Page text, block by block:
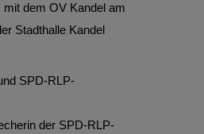
dem OV Kandel am
Stadthalle Kandel
SPD-RLP-
der SPD-RLP-